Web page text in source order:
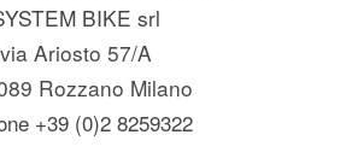
BIKE srl
via Ariosto 57/A
Rozzano Milano
+39 (0)2 8259322